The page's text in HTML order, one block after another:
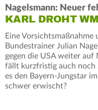
Nagelsmann: Neuer
KARL DROHT
Eine
Bundestrainer Julian
gegen die USA weiter auf
fällt kurzfristig auch noch
es den Bayern-Jungstar
schwer erwischt?